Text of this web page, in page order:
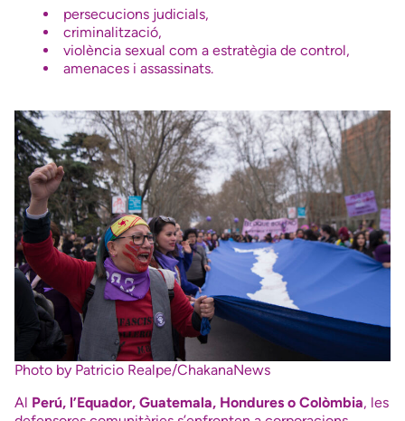
persecucions judicials,
criminalització,
violència sexual com a estratègia de control,
amenaces i assassinats.
Photo by Patricio Realpe/ChakanaNews
Al Perú, l’Equador, Guatemala, Hondures o Colòmbia, les